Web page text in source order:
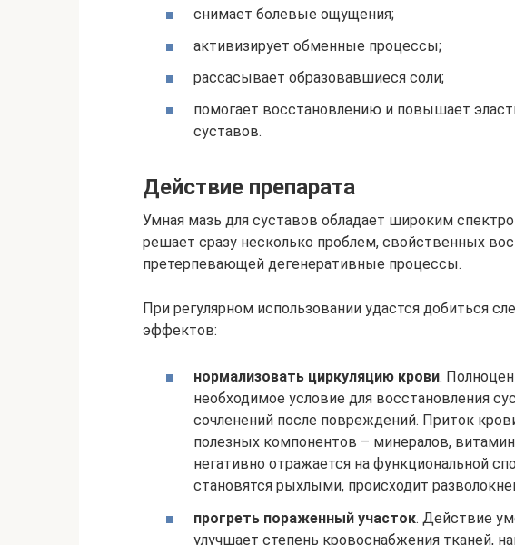
снимает болевые ощущения;
активизирует обменные процессы;
рассасывает образовавшиеся соли;
помогает восстановлению и повышает
суставов.
Действие препарата
Умная мазь для суставов обладает широким
решает сразу несколько проблем, свойственных
претерпевающей дегенеративные процессы.
При регулярном использовании удастся добиться
эффектов:
нормализовать циркуляцию крови.
необходимое условие для восстановления
сочленений после повреждений. Приток
полезных компонентов – минералов,
негативно отражается на функциональной
становятся рыхлыми, происходит
прогреть пораженный участок. Действие
улучшает степень кровоснабжения тканей,